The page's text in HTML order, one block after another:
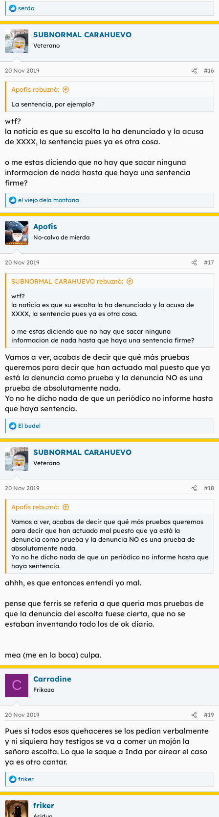
R
e
a
c
c
i
e
s
serdo
SUBNORMAL CARAHUEVO
Veterano
20 Nov 2019 #16
Apofis rebuznó:
La sentencia, por ejemplo?
wtf?
la noticia es que su escolta la ha denunciado y la acusa
de XXXX, la sentencia pues ya es otra cosa.
o me estas diciendo que no hay que sacar ninguna
informacion de nada hasta que haya una sentencia
firme?
R
e
a
c
c
i
e
s
el viejo dela montaña
Apofis
No-calvo de mierda
20 Nov 2019 #17
SUBNORMAL CARAHUEVO rebuznó:
wtf?
la noticia es que su escolta la ha denunciado y la acusa de
XXXX, la sentencia pues ya es otra cosa.
o me estas diciendo que no hay que sacar ninguna
informacion de nada hasta que haya una sentencia firme?
Vamos a ver, acabas de decir que qué más pruebas
queremos para decir que han actuado mal puesto que ya
está la denuncia como prueba y la denuncia NO es una
prueba de absolutamente nada.
Yo no he dicho nada de que un periódico no informe hasta
que haya sentencia.
R
e
a
c
c
i
e
s
El bedel
SUBNORMAL CARAHUEVO
Veterano
20 Nov 2019 #18
Apofis rebuznó:
Vamos a ver, acabas de decir que qué más pruebas queremos
para decir que han actuado mal puesto que ya está la
denuncia como prueba y la denuncia NO es una prueba de
absolutamente nada.
Yo no he dicho nada de que un periódico no informe hasta que
haya sentencia.
ahhh, es que entonces entendi yo mal.
pense que ferris se referia a que queria mas pruebas de
que la denuncia del escolta fuese cierta, que no se
estaban inventando todo los de ok diario.
mea (me en la boca) culpa.
C Carradine
Frikazo
20 Nov 2019 #19
Pues si todos esos quehaceres se los pedían verbalmente
y ni siquiera hay testigos se va a comer un mojón la
señora escolta. Lo que le saque a Inda por airear el caso
ya es otro cantar.
R
e
c
c
friker
friker